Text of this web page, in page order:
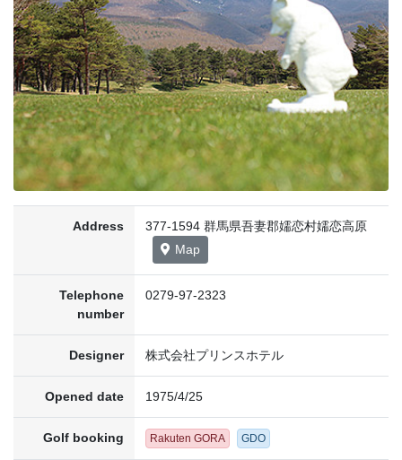
Address
377-1594 群馬県吾妻郡嬬恋村嬬恋高原
Map
Telephone
number
0279-97-2323
Designer 株式会社プリンスホテル
Opened date 1975/4/25
Golf booking Rakuten GORA GDO